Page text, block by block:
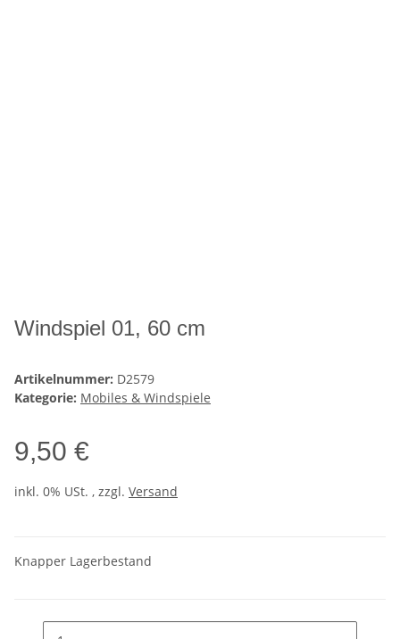
Windspiel 01, 60 cm
Artikelnummer: D2579
Kategorie: Mobiles & Windspiele
9,50 €
inkl. 0% USt. , zzgl. Versand
Knapper Lagerbestand